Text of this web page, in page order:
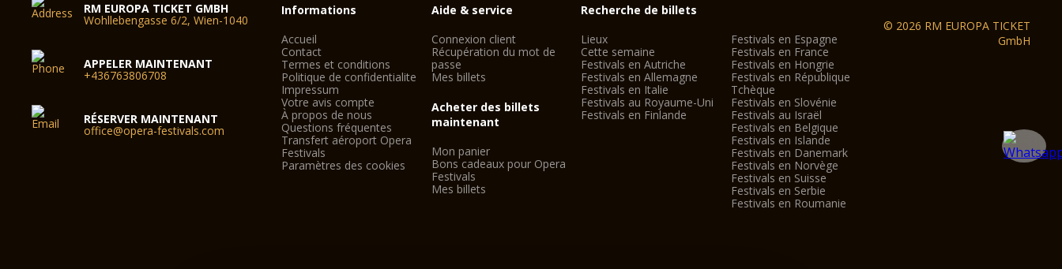
RM EUROPA TICKET GMBH
Wohllebengasse 6/2, Wien-1040
APPELER MAINTENANT
+436763806708
RÉSERVER MAINTENANT
office@opera-festivals.com
Informations
Accueil
Contact
Termes et conditions
Politique de confidentialite
Impressum
Votre avis compte
À propos de nous
Questions fréquentes
Transfert aéroport Opera
Festivals
Paramètres des cookies
Aide & service
Connexion client
Récupération du mot de
passe
Mes billets
Acheter des billets
maintenant
Mon panier
Bons cadeaux pour Opera
Festivals
Mes billets
Recherche de billets
Lieux
Cette semaine
Festivals en Autriche
Festivals en Allemagne
Festivals en Italie
Festivals au Royaume-Uni
Festivals en Finlande
Festivals en Espagne
Festivals en France
Festivals en Hongrie
Festivals en République
Tchèque
Festivals en Slovénie
Festivals au Israël
Festivals en Belgique
Festivals en Islande
Festivals en Danemark
Festivals en Norvège
Festivals en Suisse
Festivals en Serbie
Festivals en Roumanie
© 2026 RM EUROPA TICKET
GmbH